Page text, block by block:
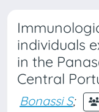
individuals
in the
Central
Bonassi S;